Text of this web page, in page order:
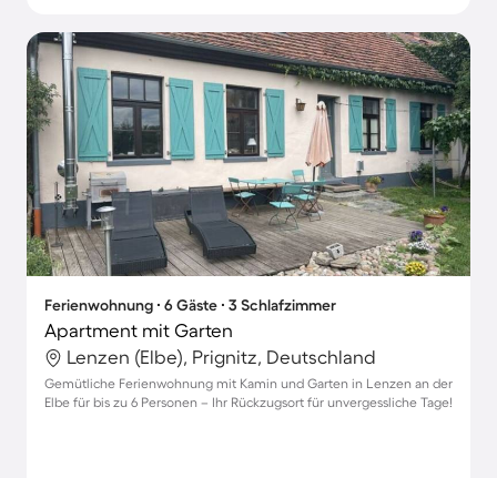
Ferienwohnung ∙ 6 Gäste ∙ 3 Schlafzimmer
Apartment mit Garten
Lenzen (Elbe), Prignitz, Deutschland
Gemütliche Ferienwohnung mit Kamin und Garten in Lenzen an der
Elbe für bis zu 6 Personen – Ihr Rückzugsort für unvergessliche Tage!